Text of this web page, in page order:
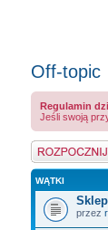
Off-topic
Regulamin
Jeśli swoją
Napisz wątek
WĄTKI
przez